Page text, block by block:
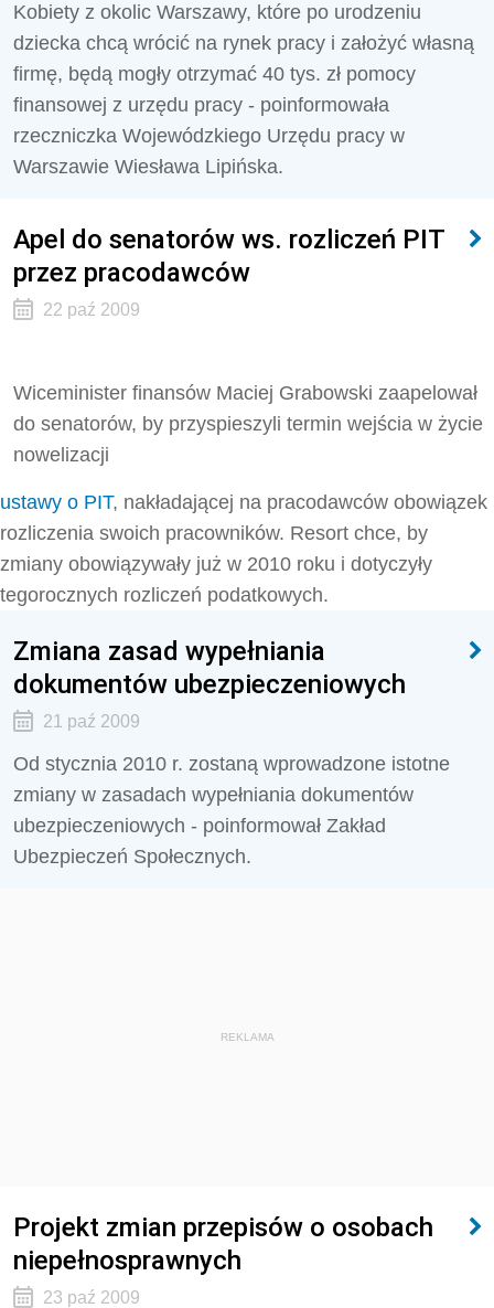
Kobiety z okolic Warszawy, które po urodzeniu
dziecka chcą wrócić na rynek pracy i założyć własną
firmę, będą mogły otrzymać 40 tys. zł pomocy
finansowej z urzędu pracy - poinformowała
rzeczniczka Wojewódzkiego Urzędu pracy w
Warszawie Wiesława Lipińska.
Apel do senatorów ws. rozliczeń PIT
przez pracodawców
22 paź 2009
Wiceminister finansów Maciej Grabowski zaapelował
do senatorów, by przyspieszyli termin wejścia w życie
nowelizacji
ustawy o PIT, nakładającej na pracodawców obowiązek
rozliczenia swoich pracowników. Resort chce, by
zmiany obowiązywały już w 2010 roku i dotyczyły
tegorocznych rozliczeń podatkowych.
Zmiana zasad wypełniania
dokumentów ubezpieczeniowych
21 paź 2009
Od stycznia 2010 r. zostaną wprowadzone istotne
zmiany w zasadach wypełniania dokumentów
ubezpieczeniowych - poinformował Zakład
Ubezpieczeń Społecznych.
REKLAMA
Projekt zmian przepisów o osobach
niepełnosprawnych
23 paź 2009